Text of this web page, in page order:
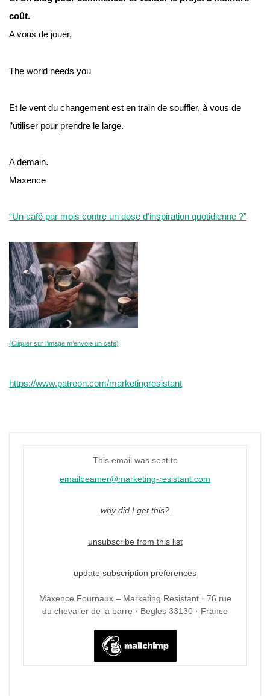
coût.
A vous de jouer,
The world needs you
Et le vent du changement est en train de souffler, à vous de
l’utiliser pour prendre le large.
A demain.
Maxence
“Un café par mois contre un dose d’inspiration quotidienne ?”
(Cliquer sur l’image m’envoie un café)
https://www.patreon.com/marketingresistant
This email was sent to
emailbeamer@marketing-resistant.com
why did I get this?
unsubscribe from this list
update subscription preferences
Maxence Fournaux – Marketing Resistant · 76 rue
du chevalier de la barre · Begles 33130 · France